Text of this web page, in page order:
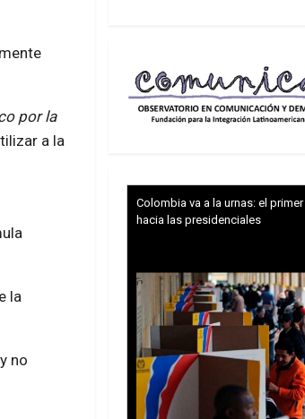
por la
a la
la
no
Colombia va a la urnas: el
hacia las presidenciales